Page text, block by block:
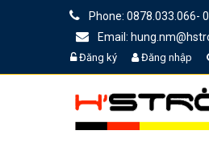
Phone: 0878.033.066-
Email:
Đăng ký Đăng nhập